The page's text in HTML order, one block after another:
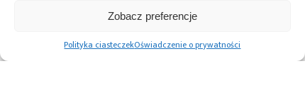
Zobacz preferencje
Polityka ciasteczekOświadczenie o prywatności
i czujniki CO
sterownik LCD
z wejściami
klawiszowymi
i buzzerem
grzejnikowy
z LoRaWAN dla
nowoczesnych
systemów